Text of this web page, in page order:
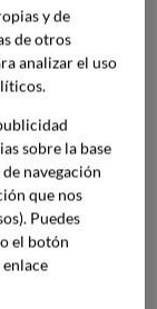
y de
y de
de otros
analizar el uso
sobre la base
navegación
que nos
Puedes
el botón